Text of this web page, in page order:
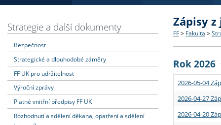
Dozvědět se více
Struktura
Strategie
Podpora
Podat přihlášku
Co
Učitelské
Dozvědět se více
Rigorózní
Dozvědět se více
O vědě a
Granty a
Dozvědět se více
Aktuální
Strategie a další dokumenty
Bezpečnost
Strategické a dlouhodobé záměry
FF UK pro udržitelnost
Výroční zprávy
Platné vnitřní předpisy FF UK
Rozhodnutí a sdělení děkana, opatření a sdělení
Zápisy
FF > Fakulta >
Rok 2026
2026-05-04
2026-04-27
2026-04-20